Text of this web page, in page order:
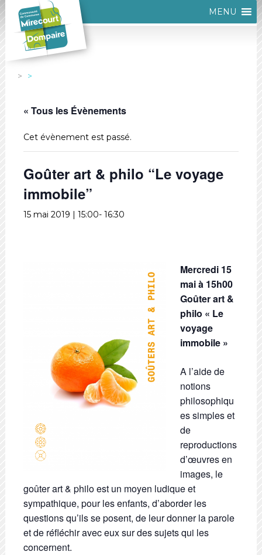
MENU
« Tous les Évènements
Cet évènement est passé.
Goûter art & philo “Le voyage
immobile”
15 mai 2019 | 15:00- 16:30
Mercredi 15
mai à 15h00
Goûter art &
philo « Le
voyage
immobile »
A l’aide de
notions
philosophiqu
es simples et
de
reproductions
d’œuvres en
images, le
goûter art & philo est un moyen ludique et
sympathique, pour les enfants, d’aborder les
questions qu’ils se posent, de leur donner la parole
et de réfléchir avec eux sur des sujets qui les
concernent.